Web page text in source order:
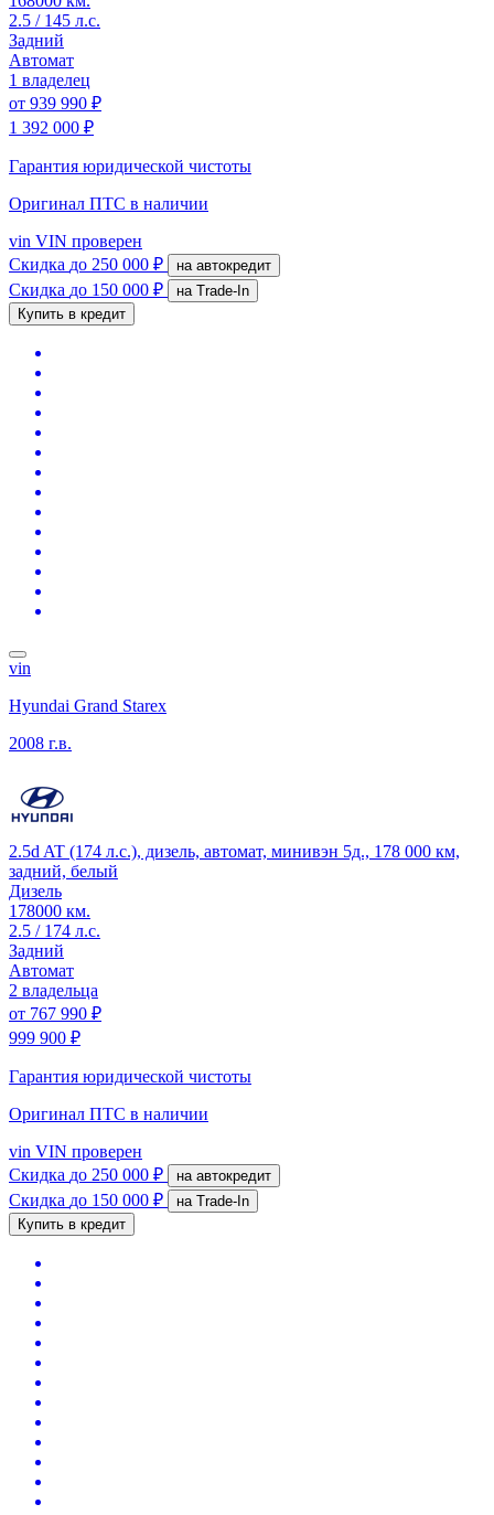
2.5 / 145 л.с.
Задний
Автомат
1 владелец
от 939 990 ₽
1 392 000 ₽
Гарантия юридической чистоты
Оригинал ПТС в наличии
vin VIN проверен
Скидка до 250 000 ₽ на автокредит
Скидка до 150 000 ₽
на Trade-In
Купить в кредит
vin
Hyundai Grand Starex
2008 г.в.
2.5d AT (174 л.с.), дизель, автомат, минивэн 5д., 178 000 км,
задний, белый
Дизель
178000 км.
2.5 / 174 л.с.
Задний
Автомат
2 владельца
от 767 990 ₽
999 900 ₽
Гарантия юридической чистоты
Оригинал ПТС в наличии
vin VIN проверен
Скидка до 250 000 ₽ на автокредит
Скидка до 150 000 ₽
на Trade-In
Купить в кредит